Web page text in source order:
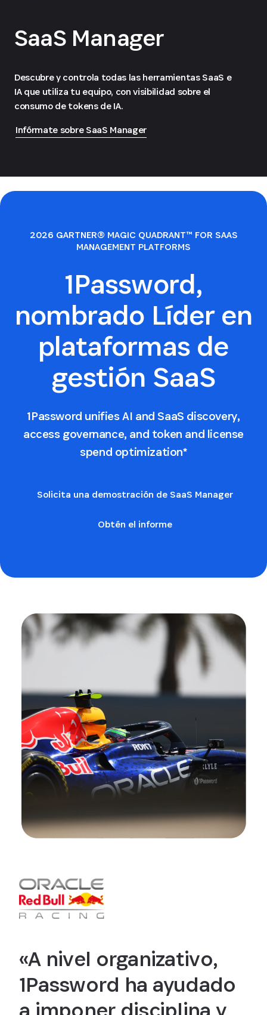
SaaS Manager
Descubre y controla todas las herramientas SaaS e
IA que utiliza tu equipo, con visibilidad sobre el
consumo de tokens de IA.
Infórmate sobre SaaS Manager
2026 GARTNER® MAGIC QUADRANT™ FOR SAAS
MANAGEMENT PLATFORMS
1Password,
nombrado Líder en
plataformas de
gestión SaaS
1Password unifies AI and SaaS discovery,
access governance, and token and license
spend optimization*
Solicita una demostración de SaaS Manager
Obtén el informe
«A nivel organizativo,
1Password ha ayudado